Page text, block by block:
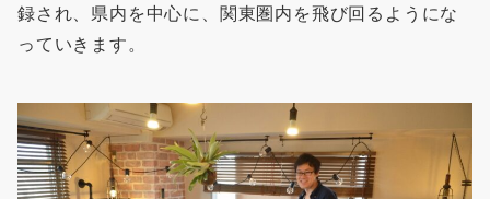
録され、県内を中心に、関東圏内を飛び回るようにな
っていきます。